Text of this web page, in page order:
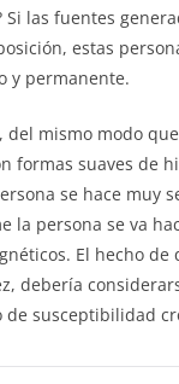
las fuentes
estas
y permanente.
mismo modo
formas suaves de
se hace muy
la persona se va
El hecho de
debería
susceptibilidad